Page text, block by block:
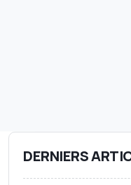
DERNIERS